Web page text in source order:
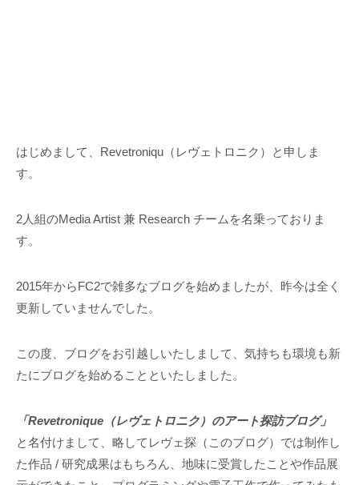
はじめまして、Revetroniqu（レヴェトロニク）と申しま
す。
2人組のMedia Artist 兼 Research チームを名乗っておりま
す。
2015年からFC2で雑多なブログを始めましたが、昨今は全く
更新していませんでした。
この度、ブログをお引越しいたしまして、気持ちも環境も新
たにブログを始めることといたしました。
「Revetronique（レヴェトロニク）のアート探訪ブログ」
と名付けまして、略してレヴェ探（このブログ）では制作し
た作品 / 研究成果はもちろん、地味に受賞したことや作品展